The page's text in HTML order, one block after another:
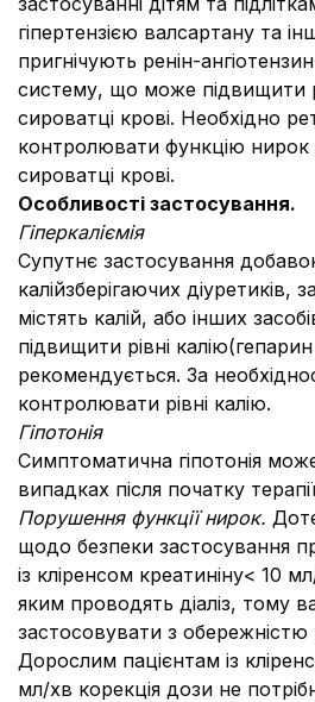
гіпертензією валсартану та
пригнічують ренін-
систему, що може підвищити
сироватці крові. Необхідно
контролювати функцію нирок
сироватці крові.
Особливості застосування.
Гіперкаліємія
Супутнє застосування
калійзберігаючих діуретиків,
містять калій, або інших
підвищити рівні
рекомендується. За
контролювати рівні калію.
Гіпотонія
Симптоматична гіпотонія
випадках після початку
Порушення функції нирок.
щодо безпеки застосування
із кліренсом креатиніну< 10
яким проводять діаліз, тому
застосовувати з обережністю
Дорослим пацієнтам із
мл/хв корекція дози не